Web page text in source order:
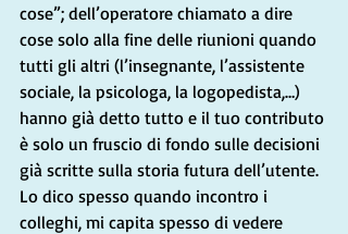
cose”; dell’operatore chiamato a dire
cose solo alla fine delle riunioni quando
tutti gli altri (l’insegnante, l’assistente
sociale, la psicologa, la logopedista,…)
hanno già detto tutto e il tuo contributo
è solo un fruscio di fondo sulle decisioni
già scritte sulla storia futura dell’utente.
Lo dico spesso quando incontro i
colleghi, mi capita spesso di vedere